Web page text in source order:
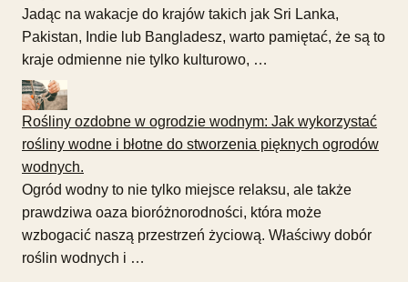
Jadąc na wakacje do krajów takich jak Sri Lanka,
Pakistan, Indie lub Bangladesz, warto pamiętać, że są to
kraje odmienne nie tylko kulturowo, …
Rośliny ozdobne w ogrodzie wodnym: Jak wykorzystać
rośliny wodne i błotne do stworzenia pięknych ogrodów
wodnych.
Ogród wodny to nie tylko miejsce relaksu, ale także
prawdziwa oaza bioróżnorodności, która może
wzbogacić naszą przestrzeń życiową. Właściwy dobór
roślin wodnych i …